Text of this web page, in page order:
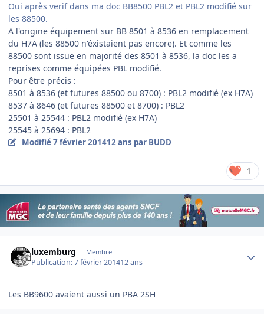
Oui après verif dans ma doc BB8500 PBL2 et PBL2 modifié sur
les 88500.
A l'origine équipement sur BB 8501 à 8536 en remplacement
du H7A (les 88500 n'éxistaient pas encore). Et comme les
88500 sont issue en majorité des 8501 à 8536, la doc les a
reprises comme équipées PBL modifié.
Pour être précis :
8501 à 8536 (et futures 88500 ou 8700) : PBL2 modifié (ex H7A)
8537 à 8646 (et futures 88500 et 8700) : PBL2
25501 à 25544 : PBL2 modifié (ex H7A)
25545 à 25694 : PBL2
Modifié7 février 201412 ans par BUDD
1
luxemburg Membre
Publication:7 février 201412 ans
Les BB9600 avaient aussi un PBA 2SH